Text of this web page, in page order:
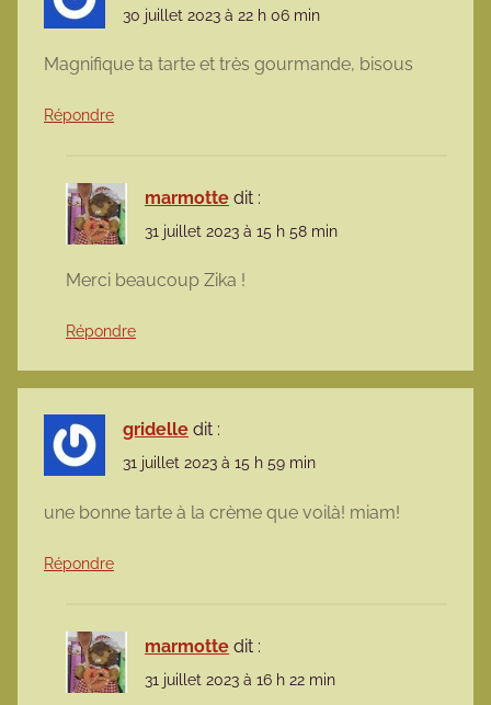
30 juillet 2023 à 22 h 06 min
Magnifique ta tarte et très gourmande, bisous
Répondre
marmotte dit :
31 juillet 2023 à 15 h 58 min
Merci beaucoup Zika !
Répondre
gridelle dit :
31 juillet 2023 à 15 h 59 min
une bonne tarte à la crème que voilà! miam!
Répondre
marmotte dit :
31 juillet 2023 à 16 h 22 min